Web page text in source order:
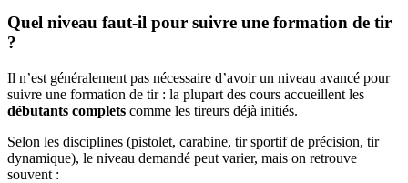
Quel niveau faut-il pour suivre une formation de tir
?
Il n’est généralement pas nécessaire d’avoir un niveau avancé pour
suivre une formation de tir : la plupart des cours accueillent les
débutants complets comme les tireurs déjà initiés.
Selon les disciplines (pistolet, carabine, tir sportif de précision, tir
dynamique), le niveau demandé peut varier, mais on retrouve
souvent :